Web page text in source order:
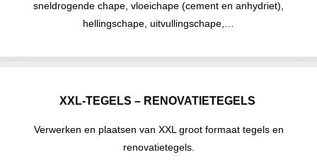
sneldrogende chape, vloeichape (cement en anhydriet),
hellingschape, uitvullingschape,…
XXL-TEGELS – RENOVATIETEGELS
Verwerken en plaatsen van XXL groot formaat tegels en
renovatietegels.